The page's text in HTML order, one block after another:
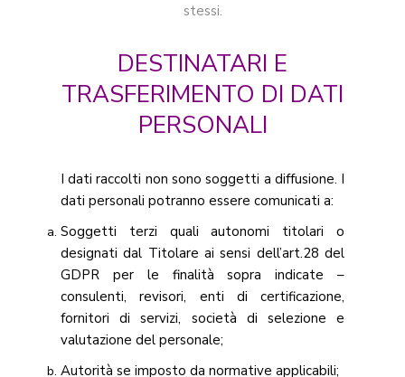
stessi.
DESTINATARI E
TRASFERIMENTO DI DATI
PERSONALI
I dati raccolti non sono soggetti a diffusione. I
dati personali potranno essere comunicati a:
Soggetti terzi quali autonomi titolari o
designati dal Titolare ai sensi dell’art.28 del
GDPR per le finalità sopra indicate –
consulenti, revisori, enti di certificazione,
fornitori di servizi, società di selezione e
valutazione del personale;
Autorità se imposto da normative applicabili;